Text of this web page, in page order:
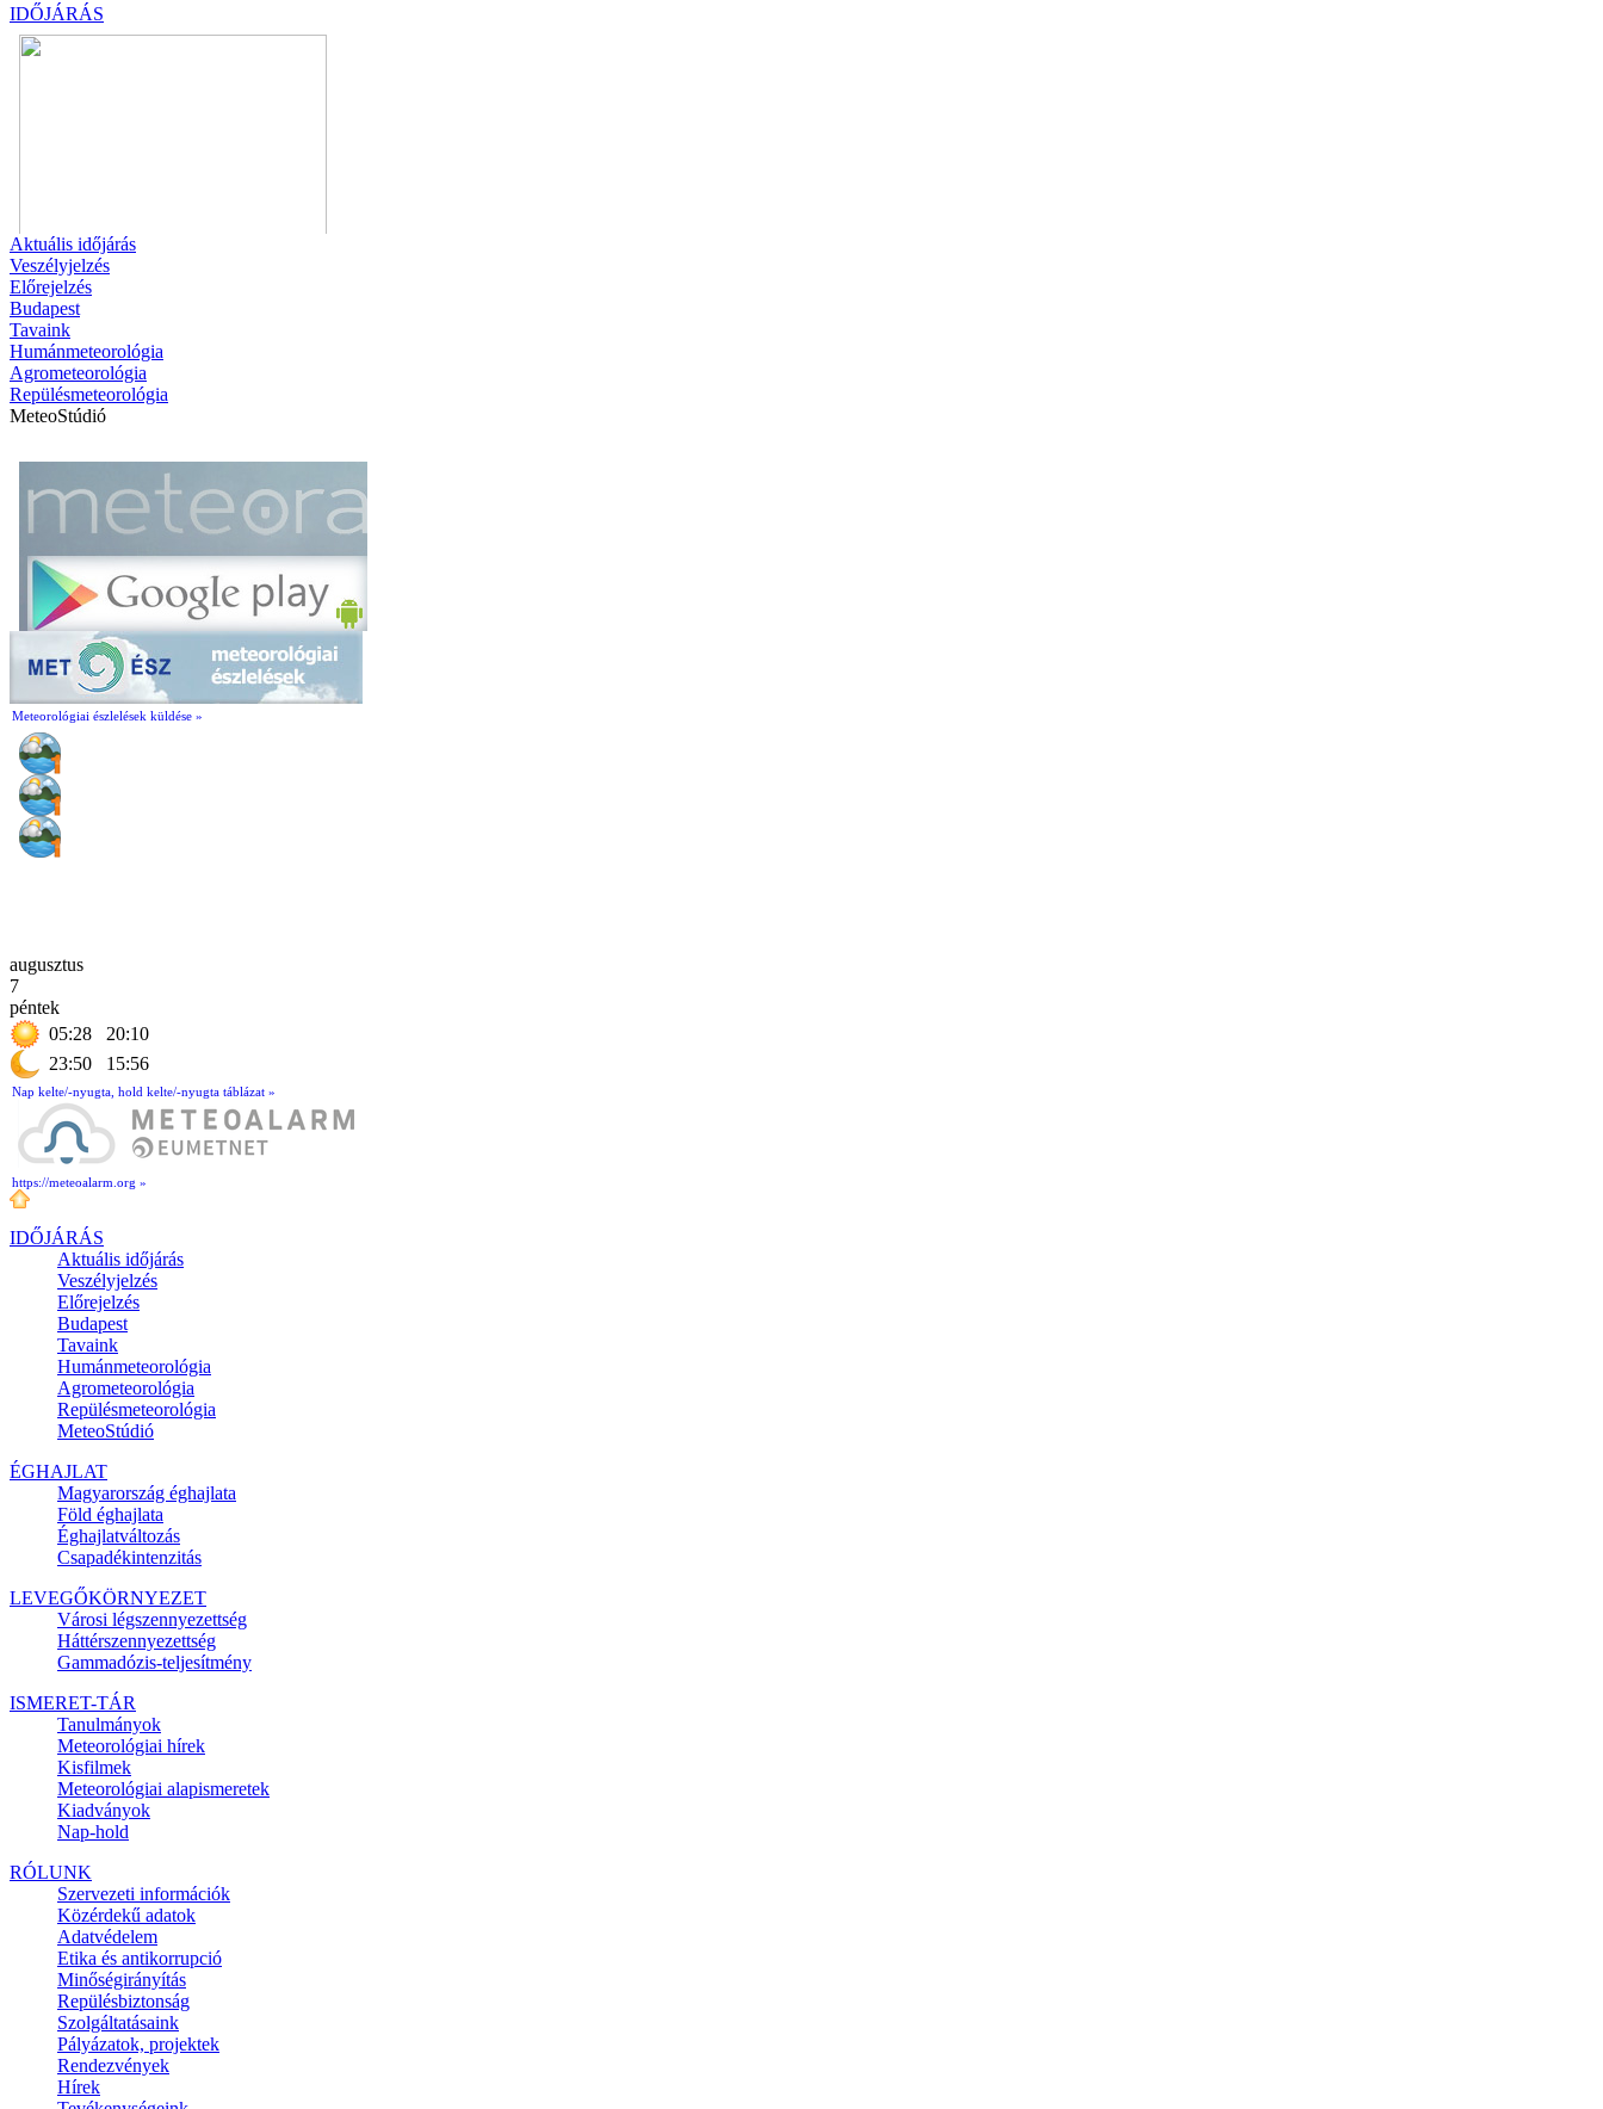
IDŐJÁRÁS
Aktuális időjárás
Veszélyjelzés
Előrejelzés
Budapest
Tavaink
Humánmeteorológia
Agrometeorológia
Repülésmeteorológia
MeteoStúdió
Meteorológiai észlelések küldése »
augusztus
7
péntek
05:28
20:10
23:50
15:56
Nap kelte/-nyugta, hold kelte/-nyugta táblázat »
https://meteoalarm.org »
IDŐJÁRÁS
Aktuális időjárás
Veszélyjelzés
Előrejelzés
Budapest
Tavaink
Humánmeteorológia
Agrometeorológia
Repülésmeteorológia
MeteoStúdió
ÉGHAJLAT
Magyarország éghajlata
Föld éghajlata
Éghajlatváltozás
Csapadékintenzitás
LEVEGŐKÖRNYEZET
Városi légszennyezettség
Háttérszennyezettség
Gammadózis-teljesítmény
ISMERET-TÁR
Tanulmányok
Meteorológiai hírek
Kisfilmek
Meteorológiai alapismeretek
Kiadványok
Nap-hold
RÓLUNK
Szervezeti információk
Közérdekű adatok
Adatvédelem
Etika és antikorrupció
Minőségirányítás
Repülésbiztonság
Szolgáltatásaink
Pályázatok, projektek
Rendezvények
Hírek